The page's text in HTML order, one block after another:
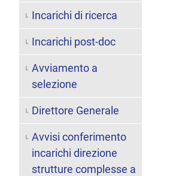
Incarichi di ricerca
Incarichi post-doc
Avviamento a
selezione
Direttore Generale
Avvisi conferimento
incarichi direzione
strutture complesse a